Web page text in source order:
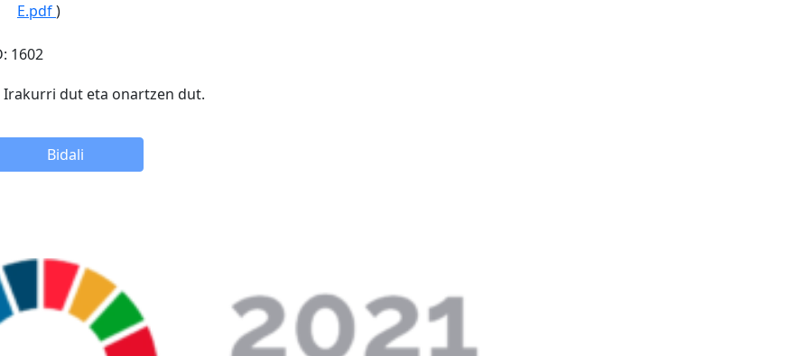
E.pdf)
1602
Irakurri dut eta onartzen dut.
Bidali